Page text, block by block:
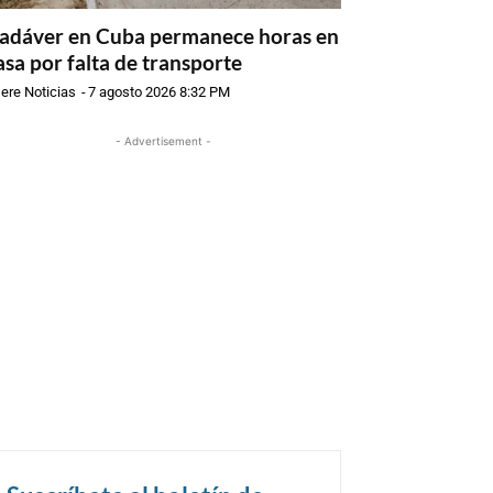
en Cuba permanece horas en
por falta de transporte
Noticias -7 agosto 2026 8:32 PM
- Advertisement -